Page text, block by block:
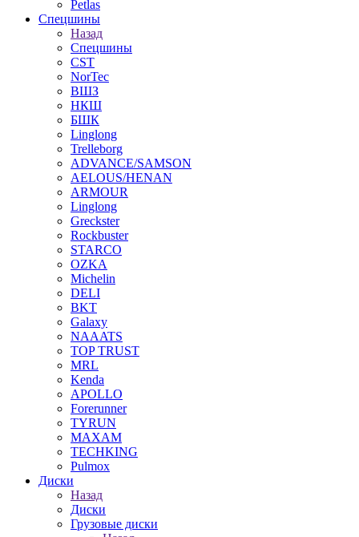
Petlas
Спецшины
Назад
Спецшины
CST
NorTec
ВШЗ
НКШ
БШК
Linglong
Trelleborg
ADVANCE/SAMSON
AELOUS/HENAN
ARMOUR
Linglong
Greckster
Rockbuster
STARCO
OZKA
Michelin
DELI
BKT
Galaxy
NAAATS
TOP TRUST
MRL
Kenda
APOLLO
Forerunner
TYRUN
MAXAM
TECHKING
Pulmox
Диски
Назад
Диски
Грузовые диски